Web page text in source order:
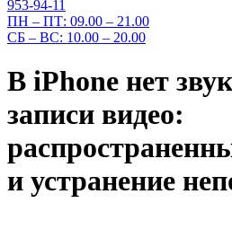
953-94-11
ПН – ПТ: 09.00 – 21.00
СБ – ВС: 10.00 – 20.00
В iPhone нет
записи видео:
и устранение